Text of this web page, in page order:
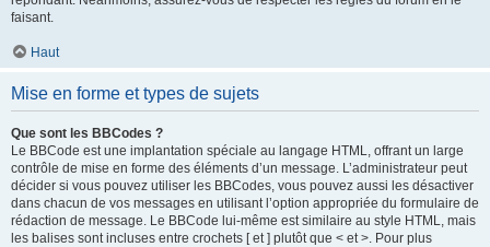
faisant.
Haut
Mise en forme et types de sujets
Que sont les BBCodes ?
Le BBCode est une implantation spéciale au langage HTML, offrant un large
contrôle de mise en forme des éléments d’un message. L’administrateur peut
décider si vous pouvez utiliser les BBCodes, vous pouvez aussi les désactiver
dans chacun de vos messages en utilisant l’option appropriée du formulaire de
rédaction de message. Le BBCode lui-même est similaire au style HTML, mais
les balises sont incluses entre crochets [ et ] plutôt que < et >. Pour plus